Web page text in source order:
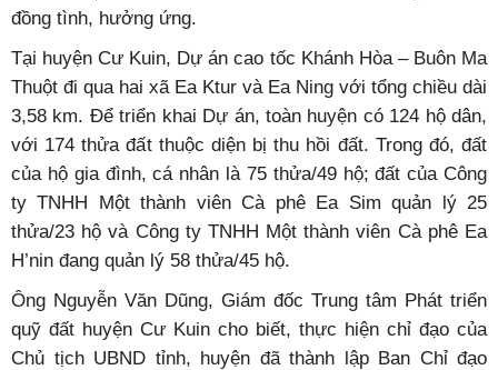
đồng tình, hưởng ứng.
Tại huyện Cư Kuin, Dự án cao tốc Khánh Hòa – Buôn Ma
Thuột đi qua hai xã Ea Ktur và Ea Ning với tổng chiều dài
3,58 km. Để triển khai Dự án, toàn huyện có 124 hộ dân,
với 174 thửa đất thuộc diện bị thu hồi đất. Trong đó, đất
của hộ gia đình, cá nhân là 75 thửa/49 hộ; đất của Công
ty TNHH Một thành viên Cà phê Ea Sim quản lý 25
thửa/23 hộ và Công ty TNHH Một thành viên Cà phê Ea
H’nin đang quản lý 58 thửa/45 hộ.
Ông Nguyễn Văn Dũng, Giám đốc Trung tâm Phát triển
quỹ đất huyện Cư Kuin cho biết, thực hiện chỉ đạo của
Chủ tịch UBND tỉnh, huyện đã thành lập Ban Chỉ đạo